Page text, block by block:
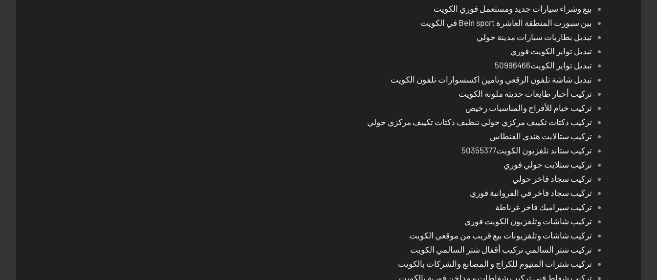
بيع وشراء سيارات جديد ومستعمل فوري الكويت
بين سبورت المنطقة العاشرة Bein sport في الكويت
تبديل بطاريات سيارات مدينة حولي
تبديل تواير الكويت فوري
تبديل تواير الكويت50996466
تبديل شاشة تلفون الرقعي وتامين اكسسوارات تلفون الكويت
تركيب أحبار طابعات حديثة ملونة الكويت
تركيب خيام للأفراح والمناسبات رخيص
تركيب دكتات تكييف مركزي حولي تنظيف دكتات تكييف مركزي حولي
تركيب ستالايت هندي الفنطاس
تركيب ستاند تلفزيون الكويت50355377
تركيب ستلايت حولي فوري
تركيب سجاد فاخر حولي
تركيب سجاد فاخر في الفروانية فوري
تركيب سيراميك فاخر غرناطة
تركيب شاشات وتلفزيون الكويت فوري
تركيب شاشات وتلفزيونات بيع قريب من موقعي الكويت
تركيب شتر السالمي تركيب أقفال شتر السالمي الكويت
تركيب شترات المنيوم للكراج و المصانع والشركات بالكويت
تركيب شفاط فني تركيب شفاطات و مداخن فورية بالكويت